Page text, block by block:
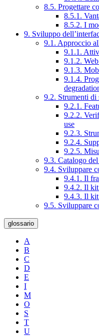
8.5. Progettare
8.5.1.
8.5.2. I
9. Sviluppo
9.1. Approccio
9.1.1.
9.1.2.
9.1.3.
9.1.4.
9.2. Strumenti di
9.2.1.
9.2.2.
use
9.2.3.
9.2.4.
9.2.5.
9.3. Catalogo
9.4. Sviluppare
9.4.1. Il
9.4.2. Il
9.4.3. Il
9.5. Sviluppare
glossario
A
B
C
D
E
I
M
O
S
T
U